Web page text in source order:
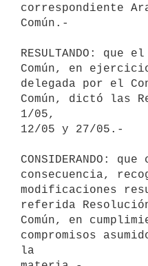
correspondiente
Común.-
RESULTANDO: que
Común, en
delegada por el
Común, dictó las
1/05,
12/05 y 27/05.-
CONSIDERANDO:
consecuencia,
modificaciones
referida
Común, en
compromisos
la